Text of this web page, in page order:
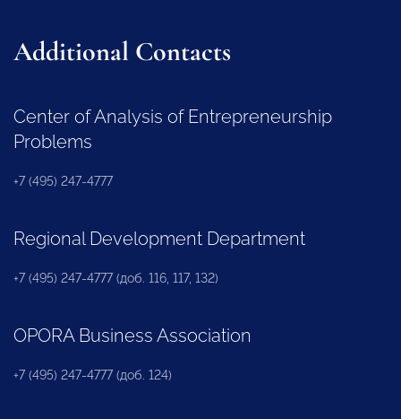
Additional Contacts
Center of Analysis of Entrepreneurship
Problems
+7 (495) 247-4777
Regional Development Department
+7 (495) 247-4777 (доб. 116, 117, 132)
OPORA Business Association
+7 (495) 247-4777 (доб. 124)